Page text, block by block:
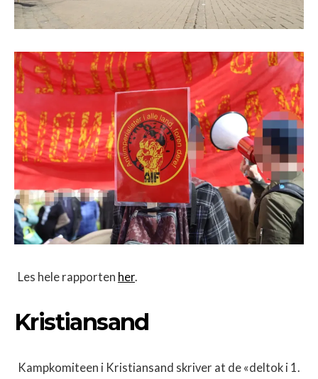
Les hele rapporten her.
Kristiansand
Kampkomiteen i Kristiansand skriver at de «deltok i 1.